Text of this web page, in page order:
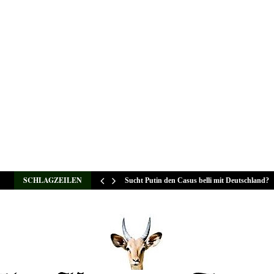
SCHLAGZEILEN Sucht Putin den Casus belli mit Deutschland?